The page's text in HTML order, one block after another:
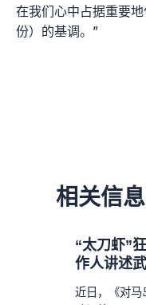
在我们心中占据重要
份）的基调。”
相关信
“太刀虾”
作人讲述
近日，《对马